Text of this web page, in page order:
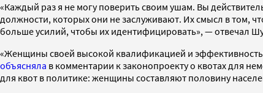
«Каждый раз я не могу поверить своим ушам. Вы
должности, которых они не заслуживают. Их смысл в том,
больше усилий, чтобы их идентифицировать», — отвечал
«Женщины своей высокой квалификацией и
объясняла в комментарии к законопроекту о квотах для
для квот в политике: женщины составляют половину